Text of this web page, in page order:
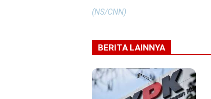
(NS/CNN)
BERITA LAINNYA